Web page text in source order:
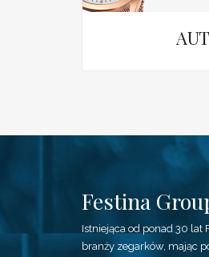
Festina
Istniejąca od ponad 30
branży zegarków, mając